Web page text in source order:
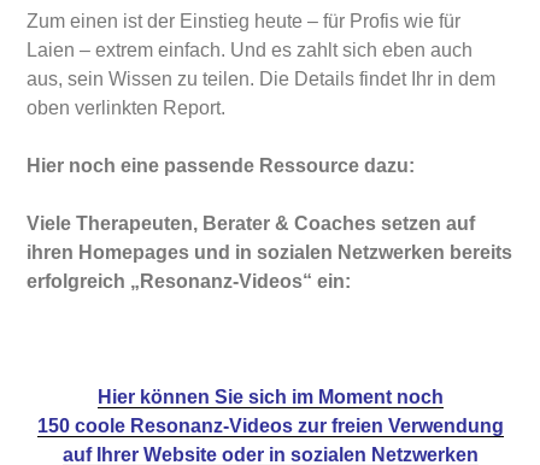
Zum einen ist der Einstieg heute – für Profis wie für
Laien – extrem einfach. Und es zahlt sich eben auch
aus, sein Wissen zu teilen. Die Details findet Ihr in dem
oben verlinkten Report.
Hier noch eine passende Ressource dazu:
Viele Therapeuten, Berater & Coaches setzen auf
ihren Homepages und in sozialen Netzwerken bereits
erfolgreich „Resonanz-Videos“ ein:
Hier können Sie sich im Moment noch
150 coole Resonanz-Videos zur freien Verwendung
auf Ihrer Website oder in sozialen Netzwerken